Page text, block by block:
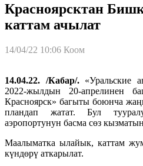
Красноярсктан
каттам ачылат
14/04/22 10:06 Коом
14.04.22. /Кабар/.«Уральские
2022-жылдын 20-апрелинен
Красноярск» багыты боюнча
пландап жатат. Бул
аэропортунун басма сөз
Маалыматка ылайык, каттам
күндөрү аткарылат.